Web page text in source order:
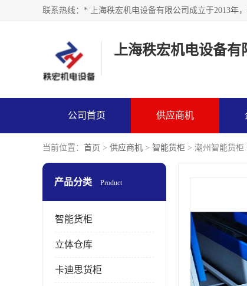
上海秩宏机电设备有
公司首页 供应商机
当前位置： 首页 > 供应商机 > 智能货柜 > 潮州智能货柜
产品分类 Product
智能货柜
立体仓库
卡迪思货柜